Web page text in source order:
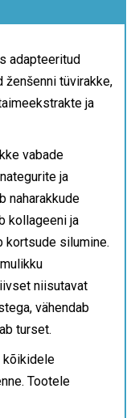
adapteeritud
tüvirakke,
ja
vabade
ja
naharakkude
kollageeni ja
silumine.
niisutavat
vähendab
turset.
kõikidele
Tootele